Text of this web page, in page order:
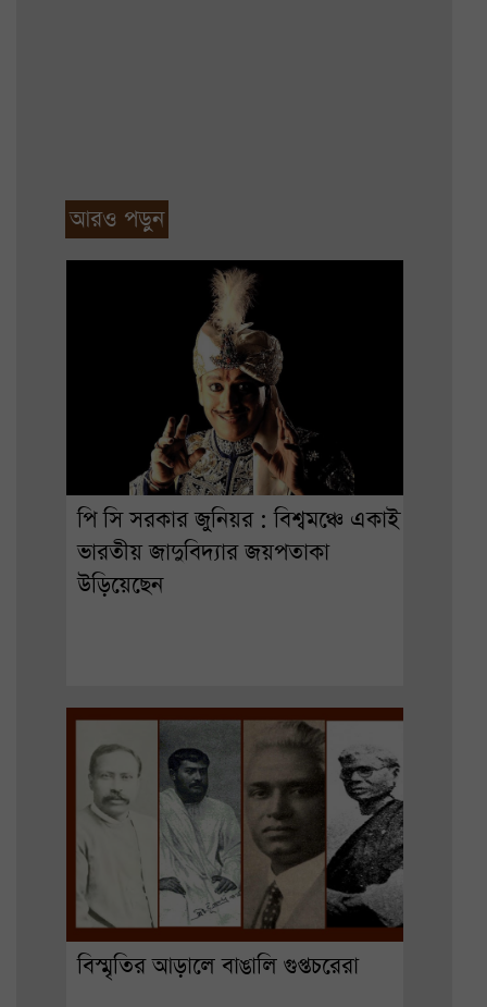
আরও পড়ুন
পি সি সরকার জুনিয়র : বিশ্বমঞ্চে একাই
ভারতীয় জাদুবিদ্যার জয়পতাকা
উড়িয়েছেন
বিস্মৃতির আড়ালে বাঙালি গুপ্তচরেরা